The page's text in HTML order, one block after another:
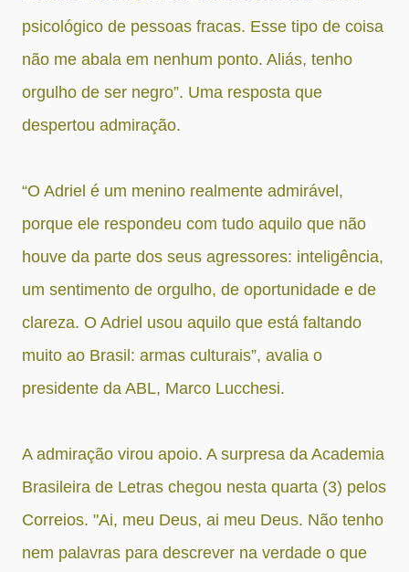
psicológico de pessoas fracas. Esse tipo de coisa
não me abala em nenhum ponto. Aliás, tenho
orgulho de ser negro”. Uma resposta que
despertou admiração.
“O Adriel é um menino realmente admirável,
porque ele respondeu com tudo aquilo que não
houve da parte dos seus agressores: inteligência,
um sentimento de orgulho, de oportunidade e de
clareza. O Adriel usou aquilo que está faltando
muito ao Brasil: armas culturais”, avalia o
presidente da ABL, Marco Lucchesi.
A admiração virou apoio. A surpresa da Academia
Brasileira de Letras chegou nesta quarta (3) pelos
Correios. "Ai, meu Deus, ai meu Deus. Não tenho
nem palavras para descrever na verdade o que